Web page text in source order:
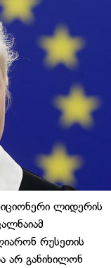
ლიდერის
რუსეთის
არ განიხილონ